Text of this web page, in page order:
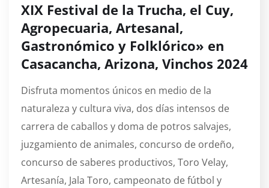
XIX Festival de la Trucha, el Cuy,
Agropecuaria, Artesanal,
Gastronómico y Folklórico» en
Casacancha, Arizona, Vinchos 2024
Disfruta momentos únicos en medio de la
naturaleza y cultura viva, dos días intensos de
carrera de caballos y doma de potros salvajes,
juzgamiento de animales, concurso de ordeño,
concurso de saberes productivos, Toro Velay,
Artesanía, Jala Toro, campeonato de fútbol y